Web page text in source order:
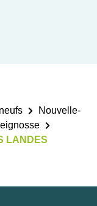
Nouvelle-
LANDES